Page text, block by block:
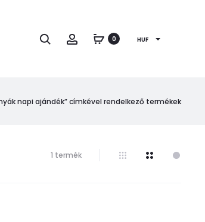
Keresés 0 HUF
napi ajándék” címkével rendelkező termékek
1 termékÖsszesen